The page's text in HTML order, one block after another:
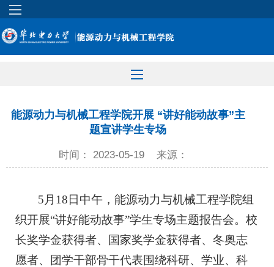
能源动力与机械工程学院开展 “讲好能动故事”主
题宣讲学生专场
时间： 2023-05-19 来源：
5月18日中午，能源动力与机械工程学院组
织开展“讲好能动故事”学生专场主题报告会。校
长奖学金获得者、国家奖学金获得者、冬奥志
愿者、团学干部骨干代表围绕科研、学业、科